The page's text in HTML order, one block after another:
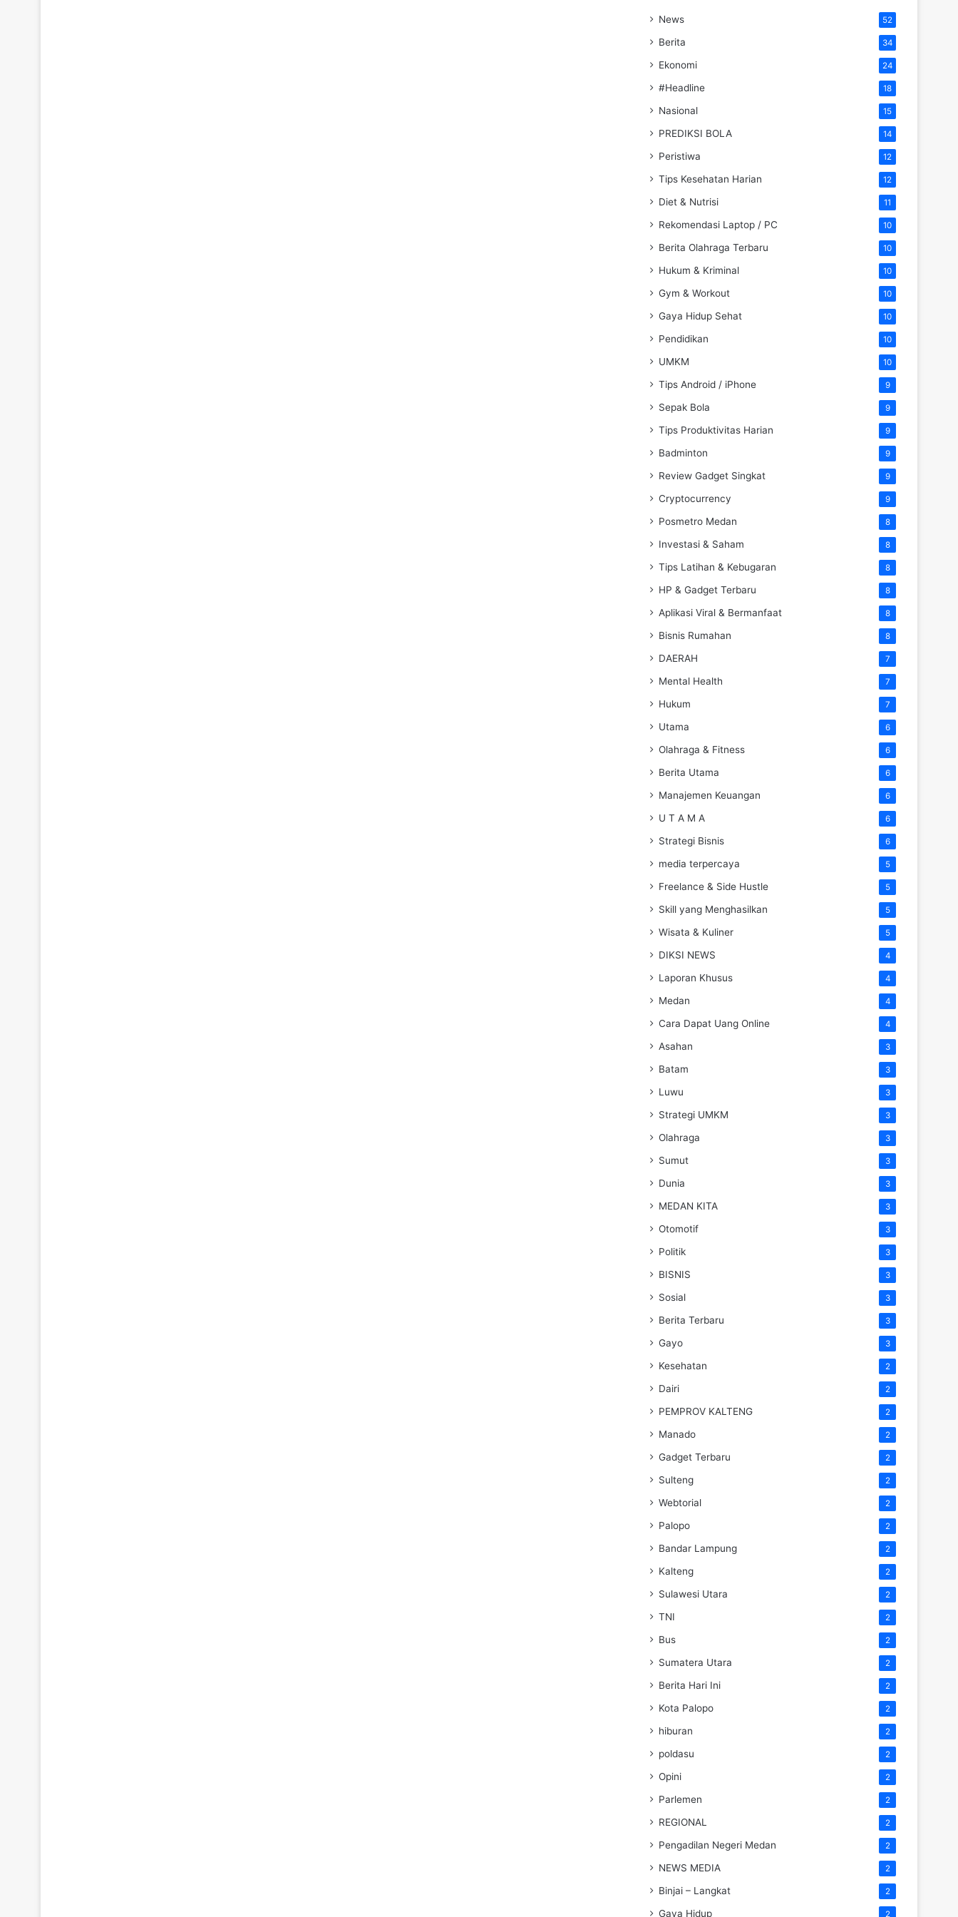
News 52
Berita 34
Ekonomi 24
#Headline 18
Nasional 15
PREDIKSI BOLA 14
Peristiwa 12
Tips Kesehatan Harian 12
Diet & Nutrisi 11
Rekomendasi Laptop / PC 10
Berita Olahraga Terbaru 10
Hukum & Kriminal 10
Gym & Workout 10
Gaya Hidup Sehat 10
Pendidikan 10
UMKM 10
Tips Android / iPhone 9
Sepak Bola 9
Tips Produktivitas Harian 9
Badminton 9
Review Gadget Singkat 9
Cryptocurrency 9
Posmetro Medan 8
Investasi & Saham 8
Tips Latihan & Kebugaran 8
HP & Gadget Terbaru 8
Aplikasi Viral & Bermanfaat 8
Bisnis Rumahan 8
DAERAH 7
Mental Health 7
Hukum 7
Utama 6
Olahraga & Fitness 6
Berita Utama 6
Manajemen Keuangan 6
U T A M A 6
Strategi Bisnis 6
media terpercaya 5
Freelance & Side Hustle 5
Skill yang Menghasilkan 5
Wisata & Kuliner 5
DIKSI NEWS 4
Laporan Khusus 4
Medan 4
Cara Dapat Uang Online 4
Asahan 3
Batam 3
Luwu 3
Strategi UMKM 3
Olahraga 3
Sumut 3
Dunia 3
MEDAN KITA 3
Otomotif 3
Politik 3
BISNIS 3
Sosial 3
Berita Terbaru 3
Gayo 3
Kesehatan 2
Dairi 2
PEMPROV KALTENG 2
Manado 2
Gadget Terbaru 2
Sulteng 2
Webtorial 2
Palopo 2
Bandar Lampung 2
Kalteng 2
Sulawesi Utara 2
TNI 2
Bus 2
Sumatera Utara 2
Berita Hari Ini 2
Kota Palopo 2
hiburan 2
poldasu 2
Opini 2
Parlemen 2
REGIONAL 2
Pengadilan Negeri Medan 2
NEWS MEDIA 2
Binjai – Langkat 2
Gaya Hidup 2